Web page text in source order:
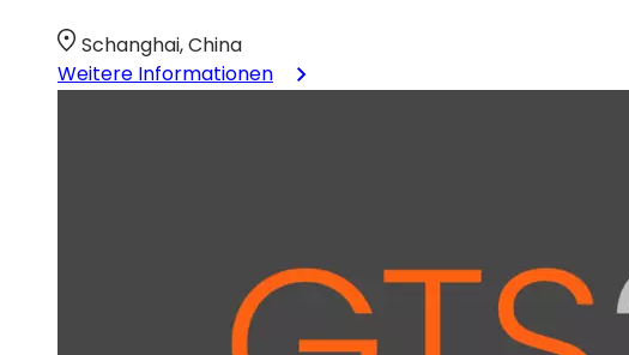
Schanghai, China
Weitere Informationen: